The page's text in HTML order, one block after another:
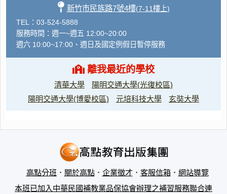
新竹市民族路7號4樓(7-11樓上)
TEL：03-524-5888
服務時間：週一~週五 12:00~20:00
週六 10:00~17:00、週日及國定例假日暫停服務
離我最近的學校
清華大學
陽明交通大學(光復校區)
陽明交通大學(博愛校區)
元培科技大學 玄奘大學
高點分班． 關於高點． 企業徵才． 客服信箱． 網站導覽
本班已加入中華民國補教業品保協會辦理之補習服務聯合連